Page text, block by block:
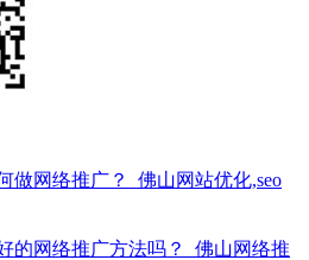
做网络推广？_佛山网站优化,seo
的网络推广方法吗？_佛山网络推